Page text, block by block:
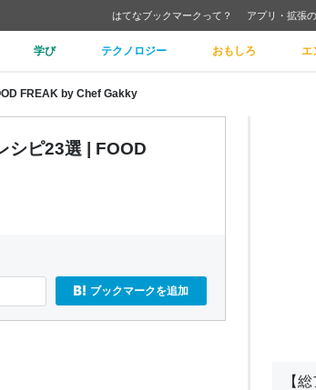
はてなブックマークって？ アプリ・拡張
学び テクノロジー おもしろ エ
FREAK by Chef Gakky
シピ23選 | FOOD
ブックマークを追加
【